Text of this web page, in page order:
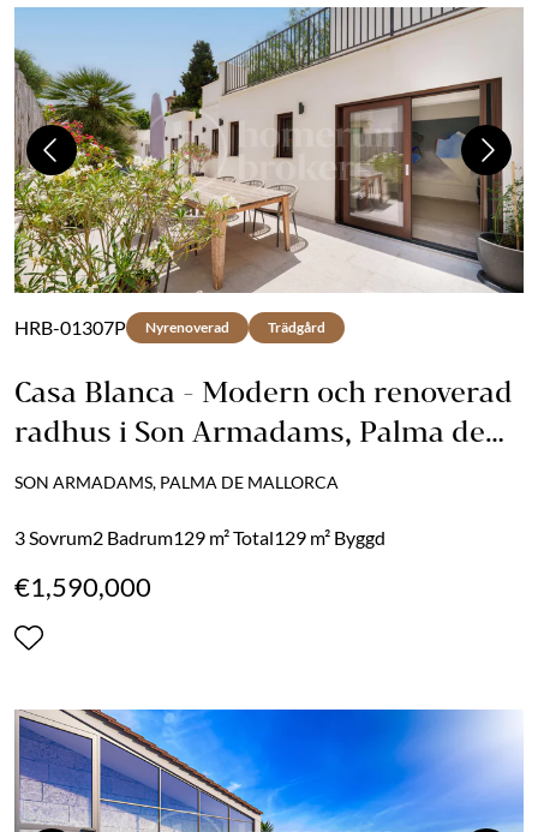
Previous Next
HRB-01307P Nyrenoverad Trädgård
Casa Blanca - Modern och renoverad
radhus i Son Armadams, Palma de
Mallorca
SON ARMADAMS, PALMA DE MALLORCA
3 Sovrum2 Badrum129 m² Total129 m² Byggd
€1,590,000